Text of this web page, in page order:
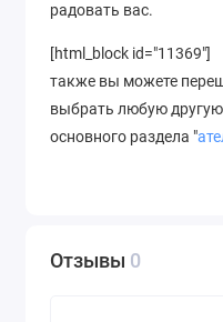
радовать вас.
[html_block id="11369"]
также вы можете
выбрать любую
основного раздела "
Отзывы 0